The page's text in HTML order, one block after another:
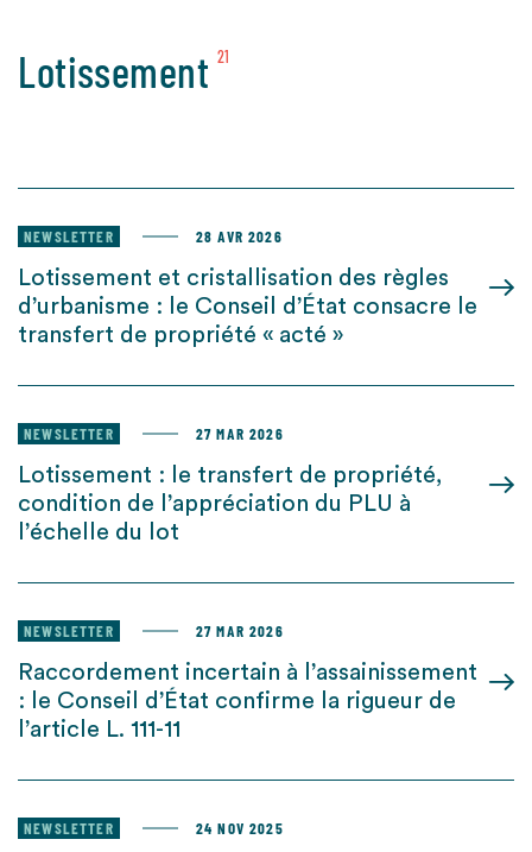
Lotissement 21
NEWSLETTER 28 AVR 2026
Lotissement et cristallisation des règles
d’urbanisme : le Conseil d’État consacre le
transfert de propriété « acté »
NEWSLETTER 27 MAR 2026
Lotissement : le transfert de propriété,
condition de l’appréciation du PLU à
l’échelle du lot
NEWSLETTER 27 MAR 2026
Raccordement incertain à l’assainissement
: le Conseil d’État confirme la rigueur de
l’article L. 111-11
NEWSLETTER 24 NOV 2025